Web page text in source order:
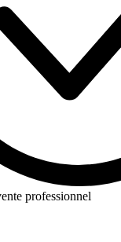
professionnel